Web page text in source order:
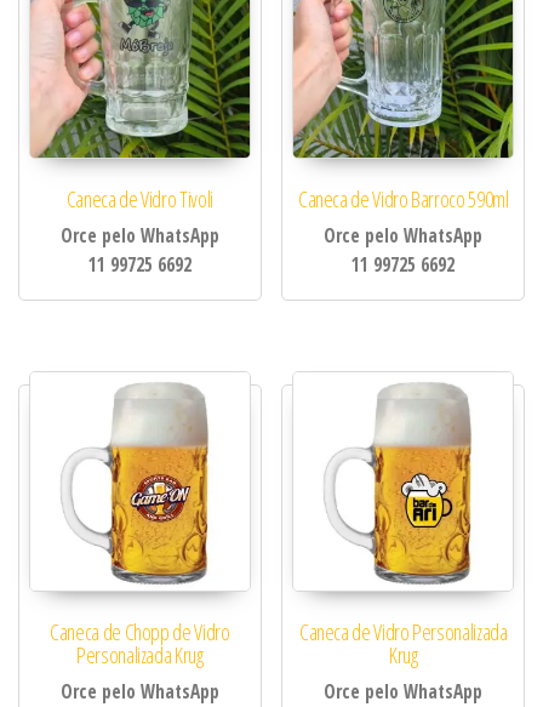
Caneca de Vidro Tivoli
Orce pelo WhatsApp
11 99725 6692
Caneca de Vidro Barroco 590ml
Orce pelo WhatsApp
11 99725 6692
Caneca de Chopp de Vidro
Personalizada Krug
Orce pelo WhatsApp
Caneca de Vidro Personalizada
Krug
Orce pelo WhatsApp